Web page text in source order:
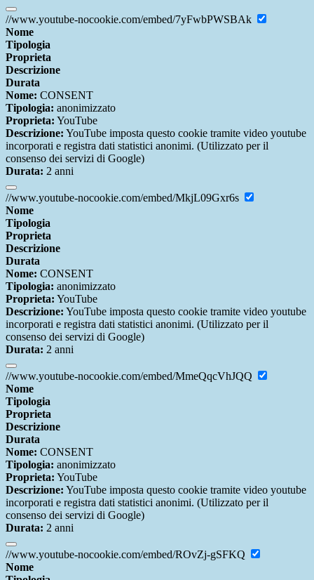
//www.youtube-nocookie.com/embed/7yFwbPWSBAk
Nome
Tipologia
Proprieta
Descrizione
Durata
Nome: CONSENT
Tipologia: anonimizzato
Proprieta: YouTube
Descrizione: YouTube imposta questo cookie tramite video youtube
incorporati e registra dati statistici anonimi. (Utilizzato per il
consenso dei servizi di Google)
Durata: 2 anni
//www.youtube-nocookie.com/embed/MkjL09Gxr6s
Nome
Tipologia
Proprieta
Descrizione
Durata
Nome: CONSENT
Tipologia: anonimizzato
Proprieta: YouTube
Descrizione: YouTube imposta questo cookie tramite video youtube
incorporati e registra dati statistici anonimi. (Utilizzato per il
consenso dei servizi di Google)
Durata: 2 anni
//www.youtube-nocookie.com/embed/MmeQqcVhJQQ
Nome
Tipologia
Proprieta
Descrizione
Durata
Nome: CONSENT
Tipologia: anonimizzato
Proprieta: YouTube
Descrizione: YouTube imposta questo cookie tramite video youtube
incorporati e registra dati statistici anonimi. (Utilizzato per il
consenso dei servizi di Google)
Durata: 2 anni
//www.youtube-nocookie.com/embed/ROvZj-gSFKQ
Nome